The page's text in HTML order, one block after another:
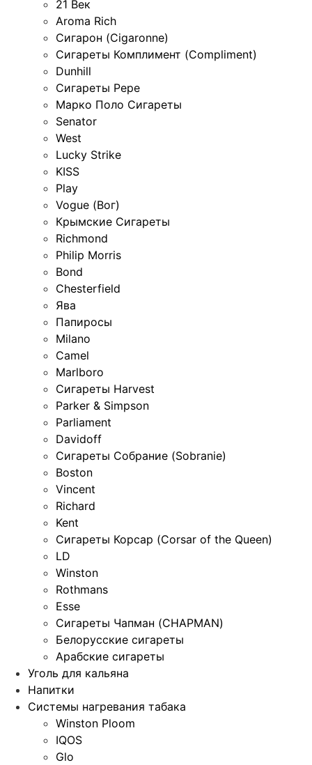
21 Век
Aroma Rich
Сигарон (Cigaronne)
Сигареты Комплимент (Compliment)
Dunhill
Сигареты Pepe
Марко Поло Сигареты
Senator
West
Lucky Strike
KISS
Play
Vogue (Вог)
Крымские Сигареты
Richmond
Philip Morris
Bond
Chesterfield
Ява
Папиросы
Milano
Camel
Marlboro
Сигареты Harvest
Parker & Simpson
Parliament
Davidoff
Сигареты Собрание (Sobranie)
Boston
Vincent
Richard
Kent
Сигареты Корсар (Corsar of the Queen)
LD
Winston
Rothmans
Esse
Сигареты Чапман (CHAPMAN)
Белорусские сигареты
Арабские сигареты
Уголь для кальяна
Напитки
Системы нагревания табака
Winston Ploom
IQOS
Glo